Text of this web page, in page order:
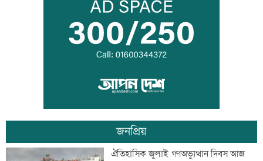
ইউএনওদের মানুষের কল্যাণে কাজ করার
আহবান প্রধানমন্ত্রীর
কালীগঞ্জে ৩ মাদকসেবীকে কারাদণ্ড
স্বেচ্ছাসেবী ফোরামের মাসব্যাপী আবৃত্তি
জনপ্রিয়
ঐতিহাসিক জুলাই গণঅভ্যুত্থান দিবস আজ